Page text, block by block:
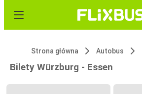
Strona główna Autobus
Bilety Würzburg - Essen